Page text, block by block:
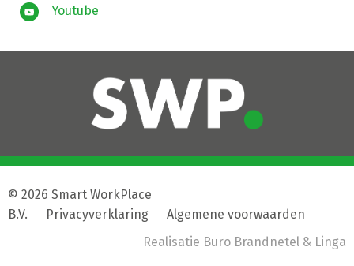
Youtube
© 2026 Smart WorkPlace
B.V.
Privacyverklaring
Algemene voorwaarden
Realisatie Buro Brandnetel & Linga